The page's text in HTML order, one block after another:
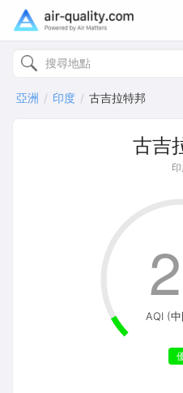
亞洲 印度 古吉拉特邦
古吉
AQI (